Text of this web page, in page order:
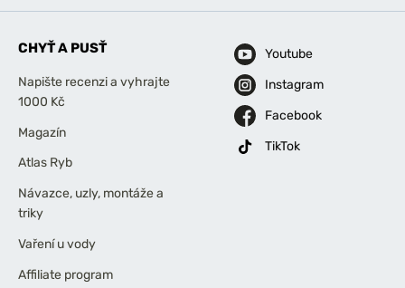
CHYŤ A PUSŤ
Napište recenzi a vyhrajte
1000 Kč
Magazín
Atlas Ryb
Návazce, uzly, montáže a
triky
Vaření u vody
Affiliate program
Youtube
Instagram
Facebook
TikTok